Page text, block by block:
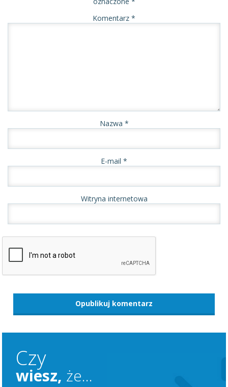
Komentarz *
Nazwa *
E-mail *
Witryna internetowa
Czy
wiesz, że...